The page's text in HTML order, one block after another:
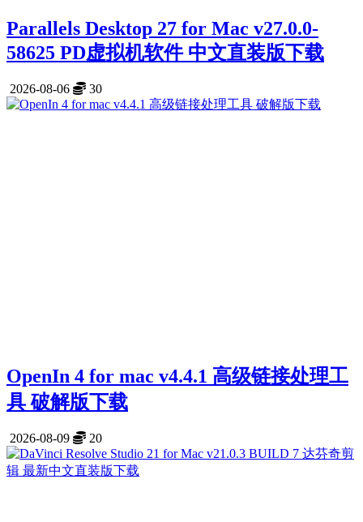
Parallels Desktop 27 for Mac v27.0.0-
58625 PD虚拟机软件 中文直装版下载
2026-08-06 30
OpenIn 4 for mac v4.4.1 高级链接处理工
具 破解版下载
2026-08-09 20